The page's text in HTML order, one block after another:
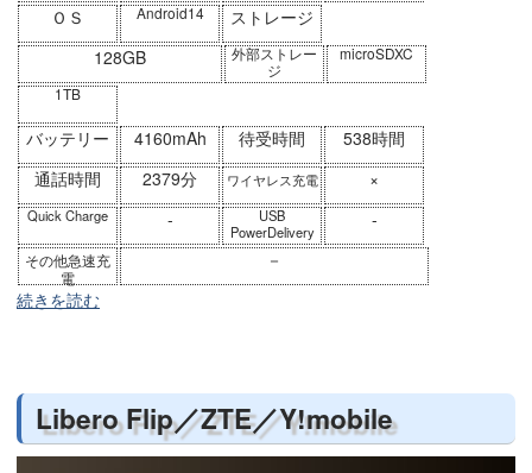
ＯＳ
Android14
ストレージ
128GB
外部ストレー
ジ
microSDXC
1TB
バッテリー 4160mAh 待受時間
538時間
通話時間
2379分 ワイヤレス充電 ×
Quick Charge -
USB
PowerDelivery
-
その他急速充
電
－
続きを読む
Libero Flip／ZTE／Y!mobile